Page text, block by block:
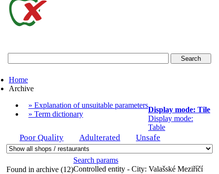
food
authority
Home
Archive
» Explanation of unsuitable parameters
» Term dictionary
Display mode: Tile
Display mode:
Table
Poor Quality Adulterated Unsafe
Found in archive (12)
Search params
Controlled entity - City: Valašské Meziříčí